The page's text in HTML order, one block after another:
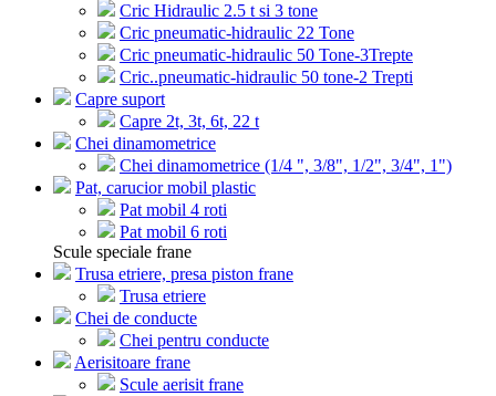
Cric Hidraulic 2.5 t si 3 tone
Cric pneumatic-hidraulic 22 Tone
Cric pneumatic-hidraulic 50 Tone-3Trepte
Cric..pneumatic-hidraulic 50 tone-2 Trepti
Capre suport
Capre 2t, 3t, 6t, 22 t
Chei dinamometrice
Chei dinamometrice (1/4 ", 3/8", 1/2", 3/4", 1")
Pat, carucior mobil plastic
Pat mobil 4 roti
Pat mobil 6 roti
Scule speciale frane
Trusa etriere, presa piston frane
Trusa etriere
Chei de conducte
Chei pentru conducte
Aerisitoare frane
Scule aerisit frane